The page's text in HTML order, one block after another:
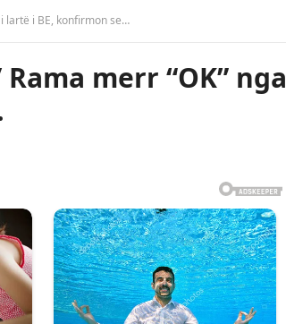
i lartë i BE, konfirmon se…
merr “OK” nga